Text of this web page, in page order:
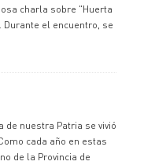
charla sobre "Huerta
Durante el encuentro, se
de nuestra Patria se vivió
cada año en estas
de la Provincia de